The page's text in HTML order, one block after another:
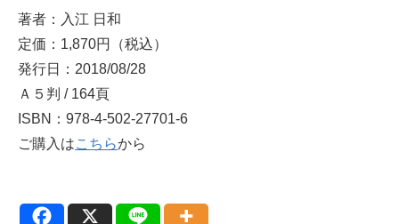
著者：入江 日和
定価：1,870円（税込）
発行日：2018/08/28
Ａ５判 / 164頁
ISBN：978-4-502-27701-6
ご購入はこちらから